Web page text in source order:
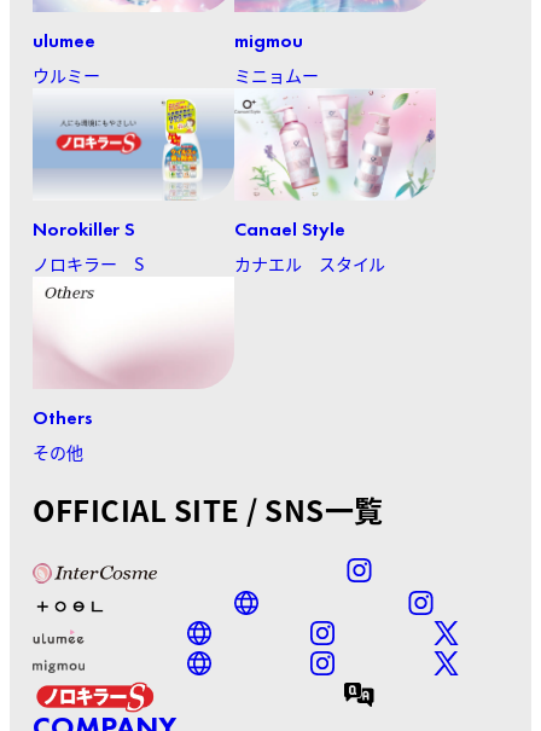
ulumee
ウルミー
migmou
ミニョムー
Norokiller S
ノロキラー S
Canael Style
カナエル スタイル
Others
その他
OFFICIAL SITE / SNS一覧